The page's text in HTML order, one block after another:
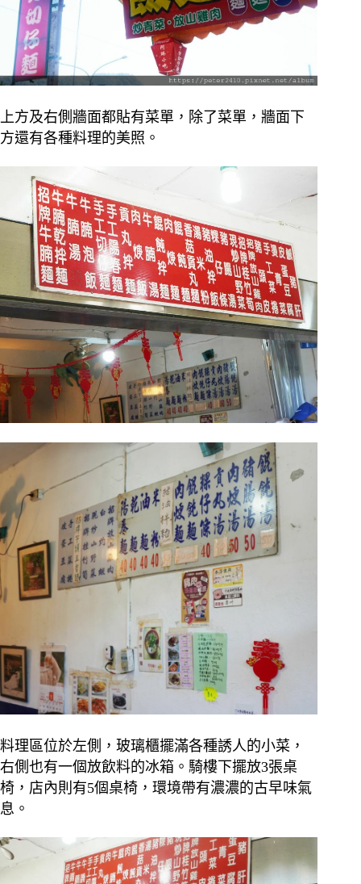
上方及右側牆面都貼有菜單，除了菜單，牆面下
方還有各種料理的美照。
料理區位於左側，玻璃櫃擺滿各種誘人的小菜，
右側也有一個放飲料的冰箱。騎樓下擺放3張桌
椅，店內則有5個桌椅，環境帶有濃濃的古早味氣
息。